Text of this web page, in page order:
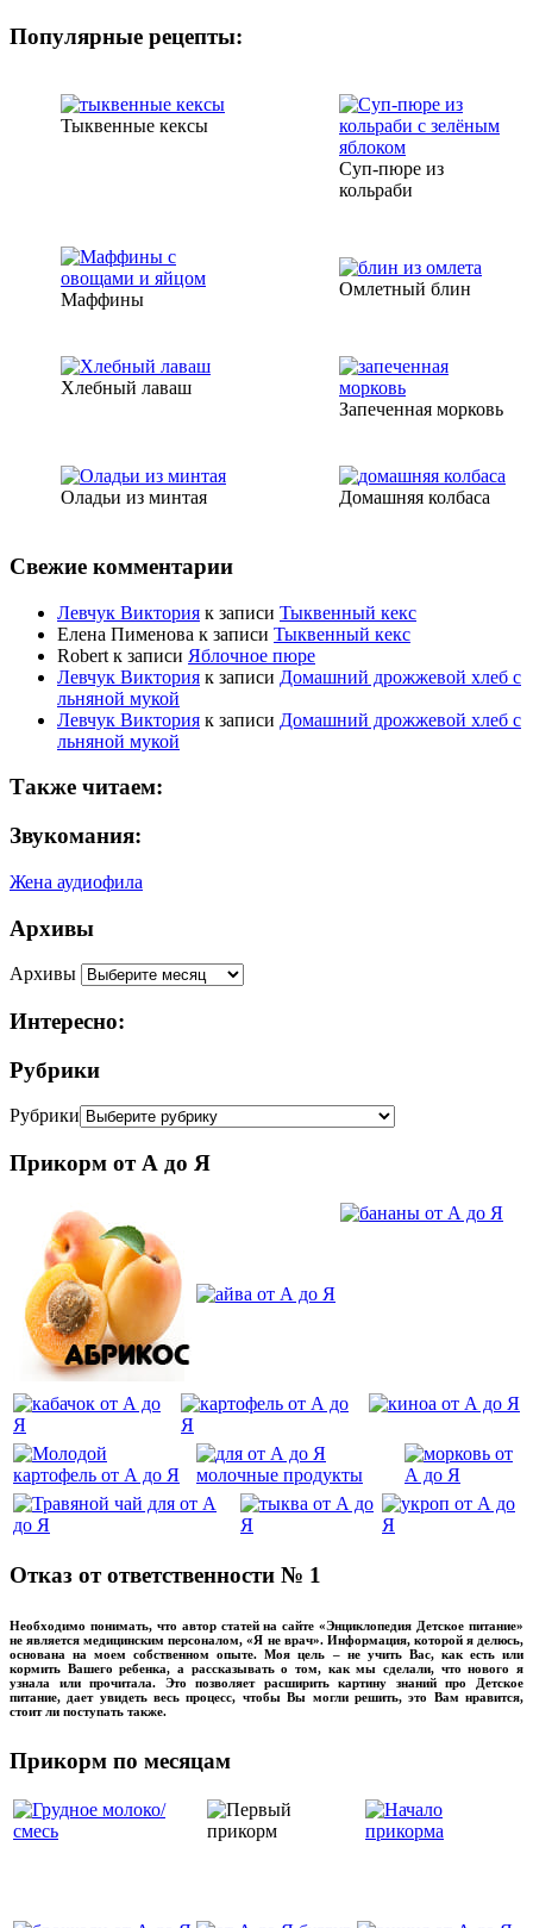
Популярные рецепты:
Тыквенные кексы
Суп-пюре из
кольраби
Маффины
Омлетный блин
Хлебный лаваш
Запеченная морковь
Оладьи из минтая Домашняя колбаса
Свежие комментарии
Левчук Виктория к записи Тыквенный кекс
Елена Пименова к записи Тыквенный кекс
Robert к записи Яблочное пюре
Левчук Виктория к записи Домашний дрожжевой хлеб с
льняной мукой
Левчук Виктория к записи Домашний дрожжевой хлеб с
льняной мукой
Также читаем:
Звукомания:
Жена аудиофила
Архивы
Архивы
Интересно:
Рубрики
Рубрики
Прикорм от А до Я
Отказ от ответственности № 1
Необходимо понимать, что автор статей на сайте «Энциклопедия Детское питание»
не является медицинским персоналом, «Я не врач». Информация, которой я делюсь,
основана на моем собственном опыте. Моя цель – не учить Вас, как есть или
кормить Вашего ребенка, а рассказывать о том, как мы сделали, что нового я
узнала или прочитала. Это позволяет расширить картину знаний про Детское
питание, дает увидеть весь процесс, чтобы Вы могли решить, это Вам нравится,
стоит ли поступать также.
Прикорм по месяцам